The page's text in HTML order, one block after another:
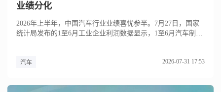
业绩分化
2026年上半年，中国汽车行业业绩喜忧参半。7月27日，国家
统计局发布的1至6月工业企业利润数据显示，1至6月汽车制造
汽车 2026-07-31 17:53